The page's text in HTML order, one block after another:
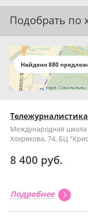
Подобрать по
Найдено 880
Международная школа
Хохрякова, 74, БЦ
8 400 руб.
Подробнее